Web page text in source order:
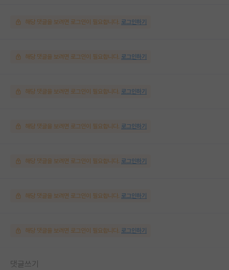
해당 댓글을 보려면 로그인이 필요합니다. 로그인하기
해당 댓글을 보려면 로그인이 필요합니다. 로그인하기
해당 댓글을 보려면 로그인이 필요합니다. 로그인하기
해당 댓글을 보려면 로그인이 필요합니다. 로그인하기
해당 댓글을 보려면 로그인이 필요합니다. 로그인하기
해당 댓글을 보려면 로그인이 필요합니다. 로그인하기
해당 댓글을 보려면 로그인이 필요합니다. 로그인하기
댓글쓰기